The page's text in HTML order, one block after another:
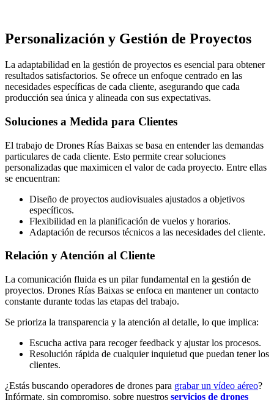
Personalización y Gestión de Proyectos
La adaptabilidad en la gestión de proyectos es esencial para obtener
resultados satisfactorios. Se ofrece un enfoque centrado en las
necesidades específicas de cada cliente, asegurando que cada
producción sea única y alineada con sus expectativas.
Soluciones a Medida para Clientes
El trabajo de Drones Rías Baixas se basa en entender las demandas
particulares de cada cliente. Esto permite crear soluciones
personalizadas que maximicen el valor de cada proyecto. Entre ellas
se encuentran:
Diseño de proyectos audiovisuales ajustados a objetivos
específicos.
Flexibilidad en la planificación de vuelos y horarios.
Adaptación de recursos técnicos a las necesidades del cliente.
Relación y Atención al Cliente
La comunicación fluida es un pilar fundamental en la gestión de
proyectos. Drones Rías Baixas se enfoca en mantener un contacto
constante durante todas las etapas del trabajo.
Se prioriza la transparencia y la atención al detalle, lo que implica:
Escucha activa para recoger feedback y ajustar los procesos.
Resolución rápida de cualquier inquietud que puedan tener los
clientes.
¿Estás buscando operadores de drones para grabar un vídeo aéreo?
Infórmate, sin compromiso, sobre nuestros servicios de drones